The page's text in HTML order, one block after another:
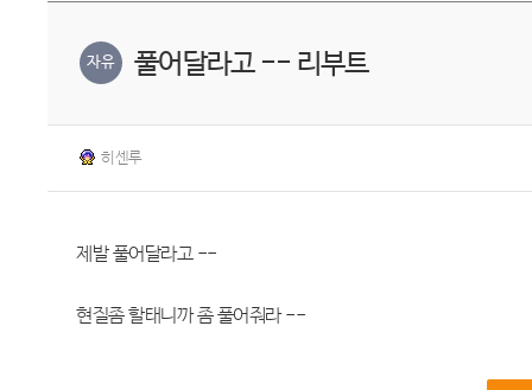
자유 풀어달라고 -- 리부트
히센루
제발 풀어달라고 --
현질좀 할태니까 좀 풀어줘라 --